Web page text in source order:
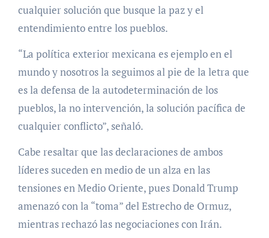
cualquier solución que busque la paz y el
entendimiento entre los pueblos.
“La política exterior mexicana es ejemplo en el
mundo y nosotros la seguimos al pie de la letra que
es la defensa de la autodeterminación de los
pueblos, la no intervención, la solución pacífica de
cualquier conflicto”, señaló.
Cabe resaltar que las declaraciones de ambos
líderes suceden en medio de un alza en las
tensiones en Medio Oriente, pues Donald Trump
amenazó con la “toma” del Estrecho de Ormuz,
mientras rechazó las negociaciones con Irán.